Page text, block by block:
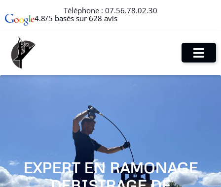
Téléphone : 07.56.78.02.30
4.8/5 basés sur 628 avis
EXPERT EN RAMONAGE